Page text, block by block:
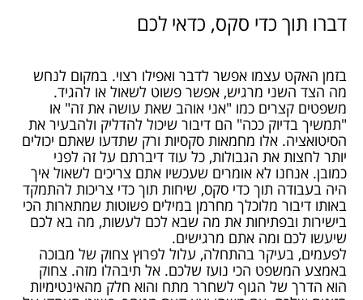
דברו תוך כדי סקס, כדאי לכם
בזמן האקט עצמו אפשר לדבר ואפילו רצוי. במקום לנחש
מה הצד השני מרגיש, אפשר פשוט לשאול או להגיד.
משפטים קצרים כמו "אני אוהב שאת עושה את זה" או
"תמשיך בדיוק ככה" הם דיבור שיכול להדליק ולהבעיר את
הסיטואציה. אלו מחמאות סקסיות ורק שתדעו שאתם יכולים
יותר לחצות את הגבולות, כל עוד דיברתם על זה לפני
כמובן. אנחנו לא אומרים שעכשיו אתם צריכים לשאול איך
היה בעבודה תוך כדי סקס, שיחות תוך כדי צריכות להתמקד
באותו דיבור מלוכלך מחרמן במילים פשוטות שמתארות הכי
בישירות ובפתיחות את מה שבא לכם לעשות, מה בא לכם
שיעשו לכם ומה אתם מרגישים.
לפעמים, בעיקר בהתחלה, עלול לפרוץ צחוק של מבוכה
באמצע המשפט הכי נועז שלכם. אל תיבהלו מזה. צחוק
הוא הדרך של הגוף לשחרר מתח והוא חלק מהאינטימיות